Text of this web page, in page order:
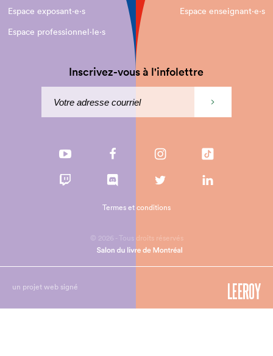
Espace exposant·e⋅s
Espace enseignant·e⋅s
Espace professionnel·le⋅s
Inscrivez-vous à l'infolettre
© 2026 - Tous droits réservés
Termes et conditions
un projet web signé